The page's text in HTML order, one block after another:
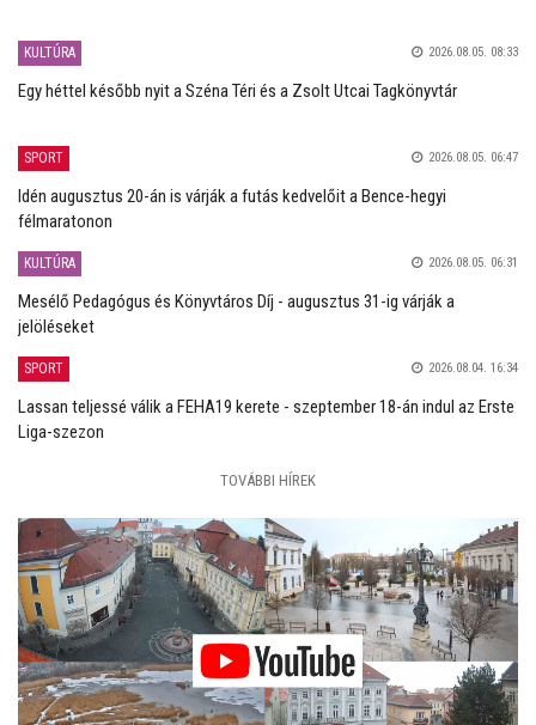
KULTÚRA 2026.08.05. 08:33
Egy héttel később nyit a Széna Téri és a Zsolt Utcai Tagkönyvtár
SPORT 2026.08.05. 06:47
Idén augusztus 20-án is várják a futás kedvelőit a Bence-hegyi
félmaratonon
KULTÚRA 2026.08.05. 06:31
Mesélő Pedagógus és Könyvtáros Díj - augusztus 31-ig várják a
jelöléseket
SPORT 2026.08.04. 16:34
Lassan teljessé válik a FEHA19 kerete - szeptember 18-án indul az Erste
Liga-szezon
TOVÁBBI HÍREK